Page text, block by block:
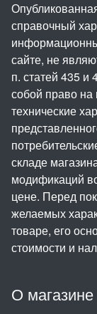
О магазине
справочный
сайте, не
п. статей 435 и
собой право на
технические
складе
модификаций
цене. Перед
желаемых
товаре, его
стоимости и